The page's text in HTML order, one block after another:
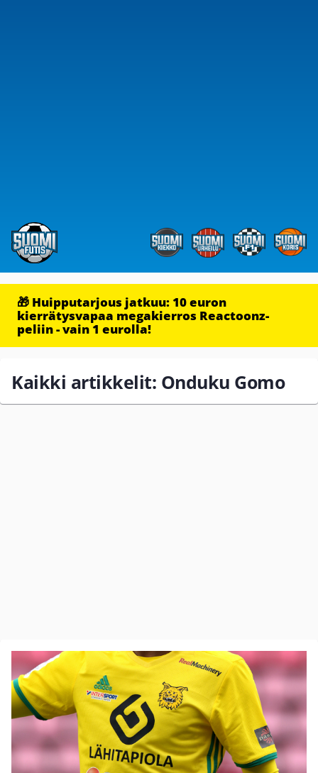
🎁 Huipputarjous jatkuu: 10 euron
kierrätysvapaa megakierros Reactoonz-
peliin - vain 1 eurolla!
Kaikki artikkelit: Onduku Gomo